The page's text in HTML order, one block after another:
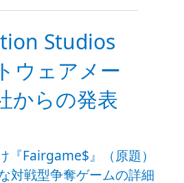
Studios
ウェアメー
からの発表
『Fairgame$』（原題）
対戦型争奪ゲームの詳細